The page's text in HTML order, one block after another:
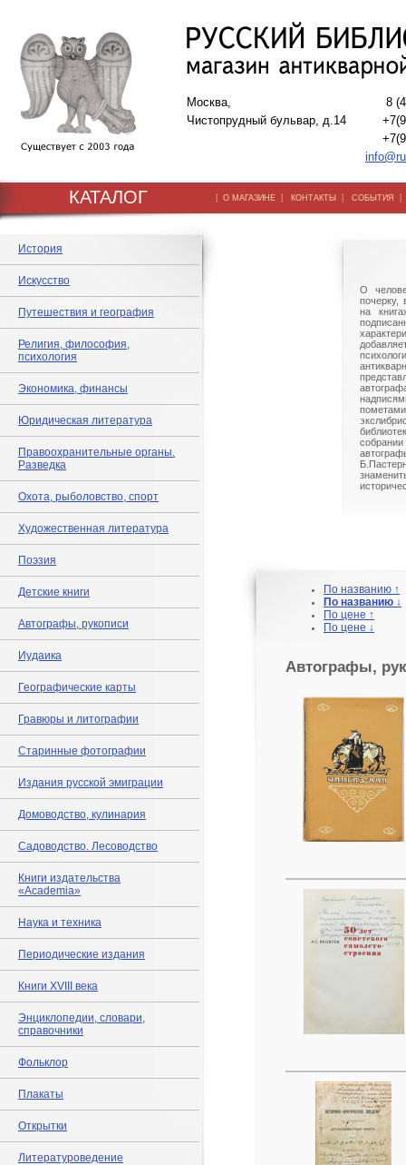
Москва,
Чистопрудный бульвар, д.14
8
КАТАЛОГ | О МАГАЗИНЕ | КОНТАКТЫ | СОБЫТИЯ
История
Искусство
Путешествия и география
Религия, философия,
психология
Экономика, финансы
Юридическая литература
Правоохранительные органы.
Разведка
Охота, рыболовство, спорт
Художественная литература
Поэзия
Детские книги
Автографы, рукописи
Иудаика
Географические карты
Гравюры и литографии
Старинные фотографии
Издания русской эмиграции
Домоводство, кулинария
Садоводство. Лесоводство
Книги издательства
«Academia»
Наука и техника
Периодические издания
Книги XVIII века
Энциклопедии, словари,
справочники
Фольклор
Плакаты
Открытки
Литературоведение
О
почерку,
на
По названию ↑
По названию ↓
По цене ↑
По цене ↓
Автографы,